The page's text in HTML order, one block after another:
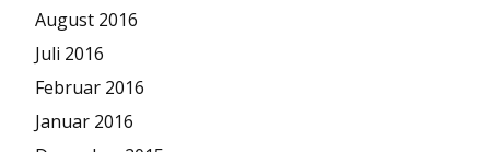
August 2016
Juli 2016
Februar 2016
Januar 2016